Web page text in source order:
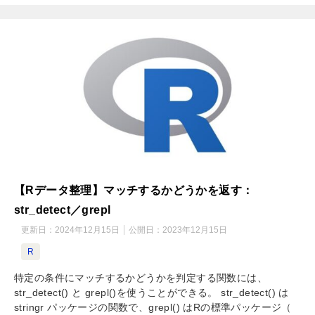
【Rデータ整理】マッチするかどうかを返す：
str_detect／grepl
更新日： 2024年12月15日 公開日： 2023年12月15日
R
特定の条件にマッチするかどうかを判定する関数には、
str_detect() と grepl()を使うことができる。 str_detect() は
stringr パッケージの関数で、grepl() はRの標準パッケージ（